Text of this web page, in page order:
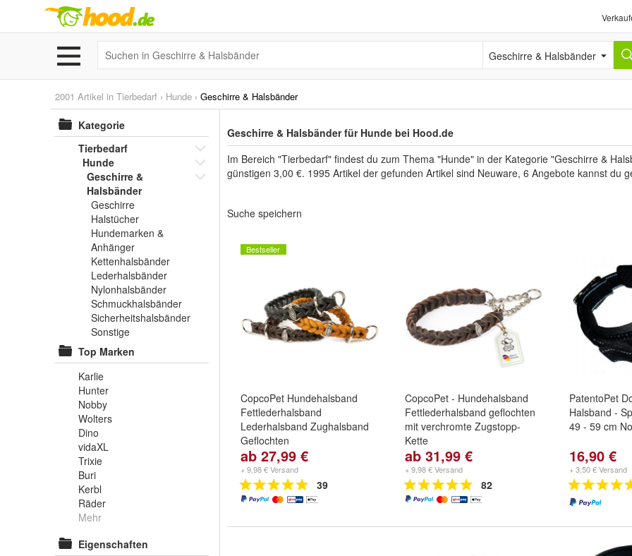
Geschirre & Halsbänder
2001 Artikel in Tierbedarf › Hunde › Geschirre & Halsbänder
Kategorie
Tierbedarf
Hunde
Geschirre &
Halsbänder
Geschirre
Halstücher
Hundemarken &
Anhänger
Kettenhalsbänder
Lederhalsbänder
Nylonhalsbänder
Schmuckhalsbänder
Sicherheitshalsbänder
Sonstige
Top Marken
Karlie
Hunter
Nobby
Wolters
Dino
vidaXL
Trixie
Buri
Kerbl
Räder
Mehr
Eigenschaften
Geschirre & Halsbänder für Hunde bei Hood.de
Im Bereich "Tierbedarf" findest du zum Thema "Hunde" in der Kategorie "Geschirre &
günstigen 3,00 €. 1995 Artikel der gefunden Artikel sind Neuware, 6 Angebote kannst du
Suche speichern
Bestseller
CopcoPet Hundehalsband
Fettlederhalsband
Lederhalsband Zughalsband
Geflochten
Farbe:Braun ,Schwarz
Cognac
ab 27,99 €
+ 9,98 € Versand
39
CopcoPet - Hundehalsband
Fettlederhalsband geflochten
mit verchromte Zugstopp-
Kette
Farbe:Braun ,Schwarz
Cognacundweitere ...
ab 31,99 €
+ 9,98 € Versand
82
PatentoPet
Halsband -
49 - 59 cm
16,90 €
+ 3,50 € Versand